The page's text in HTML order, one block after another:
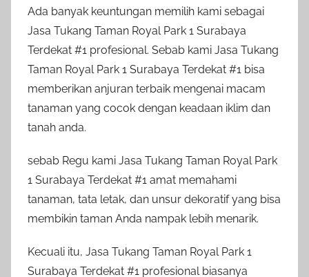
Ada banyak keuntungan memilih kami sebagai
Jasa Tukang Taman Royal Park 1 Surabaya
Terdekat #1 profesional. Sebab kami Jasa Tukang
Taman Royal Park 1 Surabaya Terdekat #1 bisa
memberikan anjuran terbaik mengenai macam
tanaman yang cocok dengan keadaan iklim dan
tanah anda.
sebab Regu kami Jasa Tukang Taman Royal Park
1 Surabaya Terdekat #1 amat memahami
tanaman, tata letak, dan unsur dekoratif yang bisa
membikin taman Anda nampak lebih menarik.
Kecuali itu, Jasa Tukang Taman Royal Park 1
Surabaya Terdekat #1 profesional biasanya